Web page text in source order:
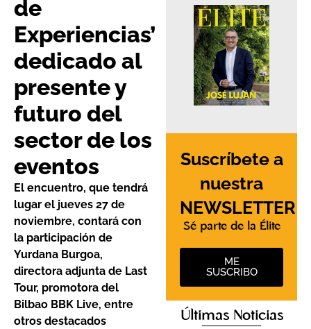
de
Experiencias’
dedicado al
presente y
futuro del
sector de los
eventos
El encuentro, que tendrá
lugar el jueves 27 de
noviembre, contará con
la participación de
Yurdana Burgoa,
directora adjunta de Last
Tour, promotora del
Bilbao BBK Live, entre
otros destacados
Suscríbete a
nuestra
NEWSLETTER
Sé parte de la Élite
ME
SUSCRIBO
Últimas Noticias